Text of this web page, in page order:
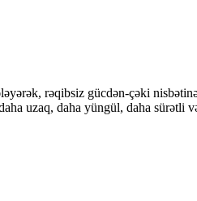
rəqibsiz gücdən-çəki
uzaq, daha yüngül, daha